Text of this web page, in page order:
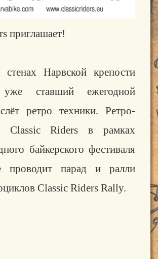
приглашает!
Нарвской крепости
уже ставший ежегодной
ретро техники. Ретро-
Classic Riders в рамках
байкерского фестиваля
проводит парад и ралли
Classic Riders Rally.